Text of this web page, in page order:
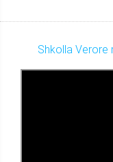
Shkolla Verore